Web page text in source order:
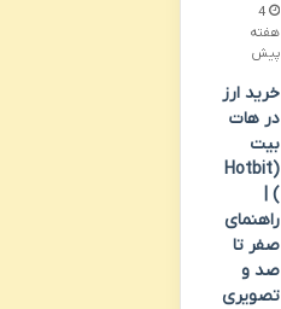
4
هفته
پیش
خرید ارز
در هات
بیت
(Hotbit
) |
راهنمای
صفر تا
صد و
تصویری